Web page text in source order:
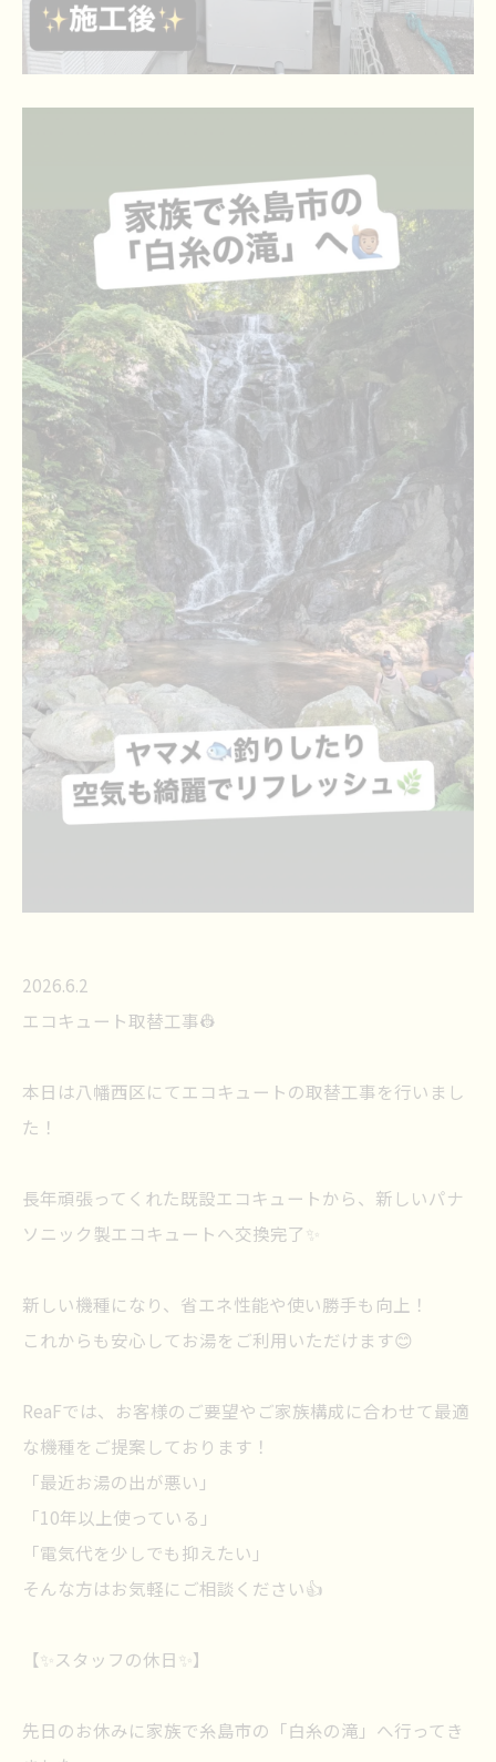
2026.6.2
エコキュート取替工事👷
本日は八幡西区にてエコキュートの取替工事を行いまし
た！
長年頑張ってくれた既設エコキュートから、新しいパナ
ソニック製エコキュートへ交換完了✨
新しい機種になり、省エネ性能や使い勝手も向上！
これからも安心してお湯をご利用いただけます😊
ReaFでは、お客様のご要望やご家族構成に合わせて最適
な機種をご提案しております！
「最近お湯の出が悪い」
「10年以上使っている」
「電気代を少しでも抑えたい」
そんな方はお気軽にご相談ください👍
【✨スタッフの休日✨】
先日のお休みに家族で糸島市の「白糸の滝」へ行ってき